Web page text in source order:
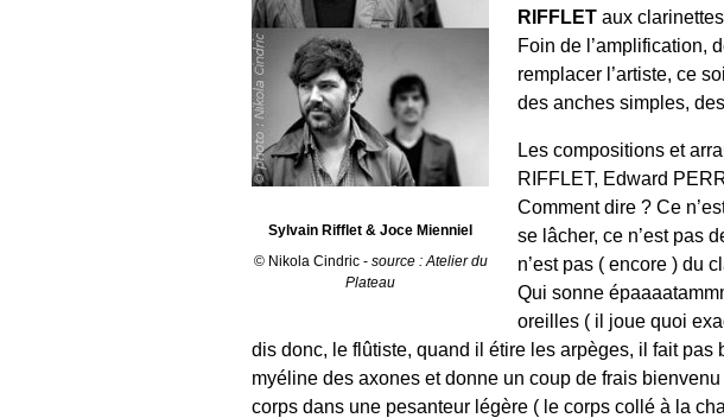
Sylvain Rifflet & Joce Mienniel
© Nikola Cindric - source : Atelier du
Plateau
RIFFLET aux
Foin de l’amplification,
remplacer l’artiste, ce
des anches simples,
Les compositions et
RIFFLET, Edward
Comment dire ? Ce
se lâcher, ce n’est pas
n’est pas ( encore ) du
Qui sonne
oreilles ( il joue quoi
dis donc, le flûtiste, quand il étire les arpèges, il fait
myéline des axones et donne un coup de frais
corps dans une pesanteur légère ( le corps collé à la